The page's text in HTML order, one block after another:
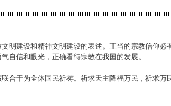
明建设和精神文明建设的表述。正当的宗教信仰必
自信和眼光，正确看待宗教在我国的发展。
合于为全体国民祈祷。祈求天主降福万民，祈求万